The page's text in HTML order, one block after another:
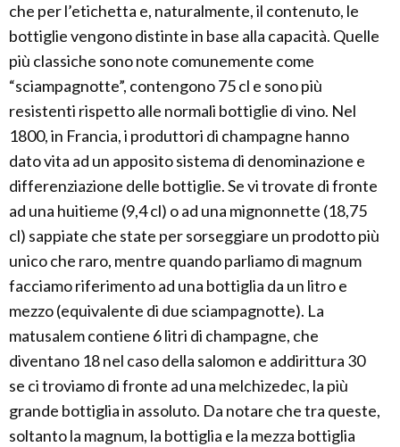
che per l’etichetta e, naturalmente, il contenuto, le
bottiglie vengono distinte in base alla capacità. Quelle
più classiche sono note comunemente come
“sciampagnotte”, contengono 75 cl e sono più
resistenti rispetto alle normali bottiglie di vino. Nel
1800, in Francia, i produttori di champagne hanno
dato vita ad un apposito sistema di denominazione e
differenziazione delle bottiglie. Se vi trovate di fronte
ad una huitieme (9,4 cl) o ad una mignonnette (18,75
cl) sappiate che state per sorseggiare un prodotto più
unico che raro, mentre quando parliamo di magnum
facciamo riferimento ad una bottiglia da un litro e
mezzo (equivalente di due sciampagnotte). La
matusalem contiene 6 litri di champagne, che
diventano 18 nel caso della salomon e addirittura 30
se ci troviamo di fronte ad una melchizedec, la più
grande bottiglia in assoluto. Da notare che tra queste,
soltanto la magnum, la bottiglia e la mezza bottiglia